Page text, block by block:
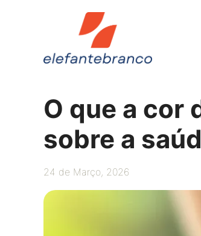
O que a cor
sobre a
24 de Março, 2026